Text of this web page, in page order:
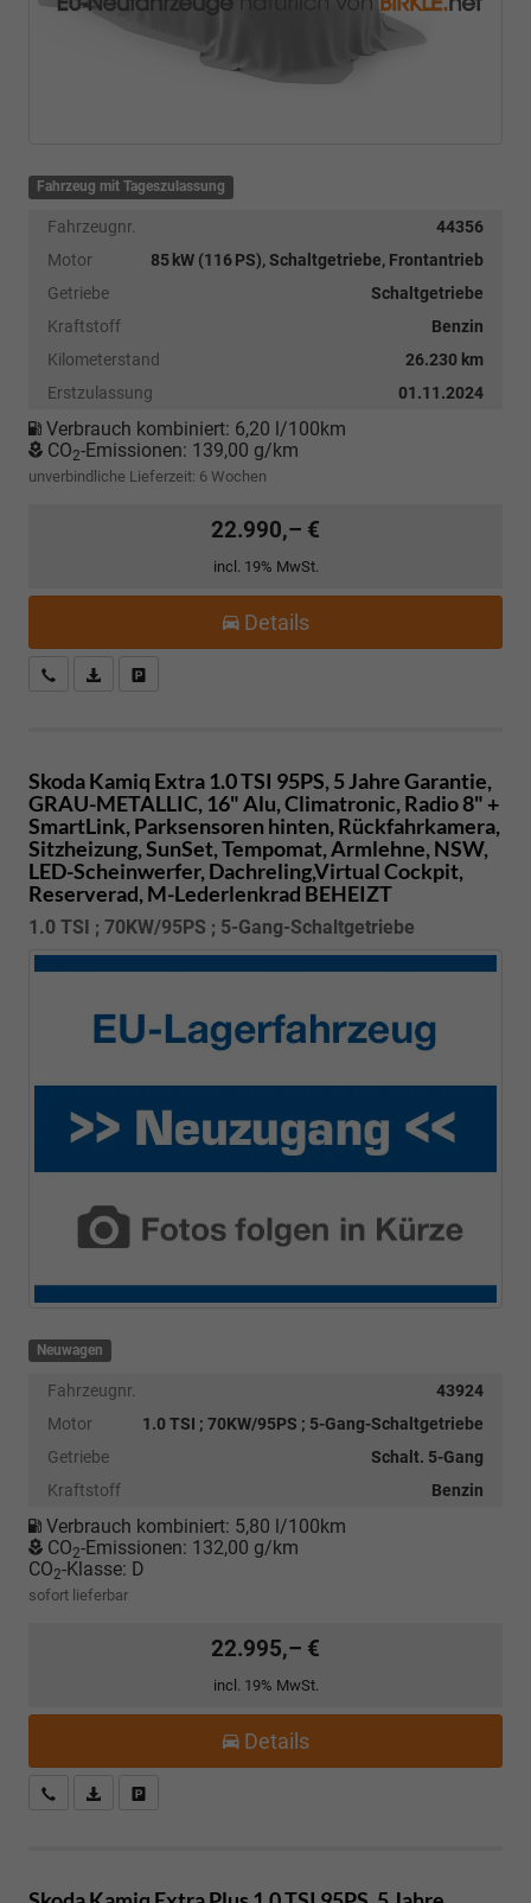
Fahrzeug mit Tageszulassung
Fahrzeugnr.
44356
Motor
85 kW (116 PS), Schaltgetriebe, Frontantrieb
Getriebe
Schaltgetriebe
Kraftstoff
Benzin
Kilometerstand
26.230 km
Erstzulassung
01.11.2024
Verbrauch kombiniert: 6,20 l/100km
CO2-Emissionen: 139,00 g/km
unverbindliche Lieferzeit: 6 Wochen
22.990,– €
incl. 19% MwSt.
Details
Kostenloser Rückruf-Service
PDF-Datei, Fahrzeugexposé drucken
Skoda Kamiq Extra 1.0 TSI 95PS, 5 Jahre Garantie,
GRAU-METALLIC, 16" Alu, Climatronic, Radio 8" +
SmartLink, Parksensoren hinten, Rückfahrkamera,
Sitzheizung, SunSet, Tempomat, Armlehne, NSW,
LED-Scheinwerfer, Dachreling,Virtual Cockpit,
Reserverad, M-Lederlenkrad BEHEIZT
1.0 TSI ; 70KW/95PS ; 5-Gang-Schaltgetriebe
Neuwagen
Fahrzeugnr.
43924
Motor
1.0 TSI ; 70KW/95PS ; 5-Gang-Schaltgetriebe
Getriebe
Schalt. 5-Gang
Kraftstoff
Benzin
Verbrauch kombiniert: 5,80 l/100km
CO2-Emissionen: 132,00 g/km
CO2-Klasse: D
sofort lieferbar
22.995,– €
incl. 19% MwSt.
Details
Kostenloser Rückruf-Service
PDF-Datei, Fahrzeugexposé drucken